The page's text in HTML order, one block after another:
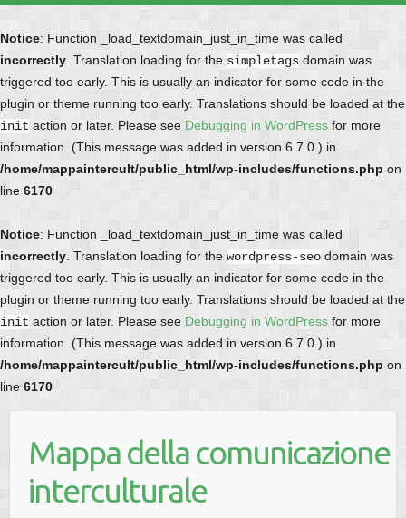
Notice: Function _load_textdomain_just_in_time was called
incorrectly . Translation loading for the simpletags domain was
triggered too early. This is usually an indicator for some code in the
plugin or theme running too early. Translations should be loaded at the
init action or later. Please see Debugging in WordPress for more
information. (This message was added in version 6.7.0.) in
/home/mappaintercult/public_html/wp-includes/functions.php on
line 6170
Notice: Function _load_textdomain_just_in_time was called
incorrectly . Translation loading for the wordpress-seo domain was
triggered too early. This is usually an indicator for some code in the
plugin or theme running too early. Translations should be loaded at the
init action or later. Please see Debugging in WordPress for more
information. (This message was added in version 6.7.0.) in
/home/mappaintercult/public_html/wp-includes/functions.php on
line 6170
Mappa della comunicazione
interculturale